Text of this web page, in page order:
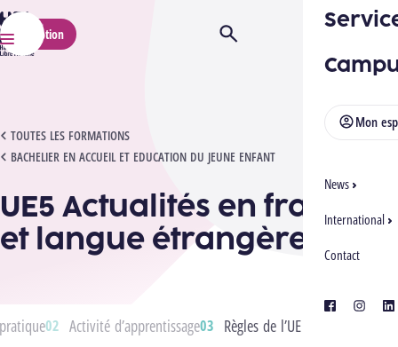
HELMo
Menu
Mon
News
International
Contact
facebook
Inscription Ouvrir/Fermer la recherche
TOUTES LES FORMATIONS
BACHELIER EN ACCUEIL ET EDUCATION DU JEUNE ENFANT
UE5 ACTUALITÉS EN FRANÇAIS ET LANGUE ÉTRANGÈRE
UE5 Actualités en français
et langue étrangère
Activité d’apprentissage Règles de l’UE